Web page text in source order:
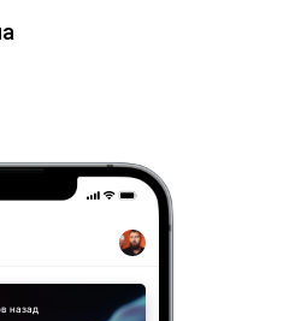
назад